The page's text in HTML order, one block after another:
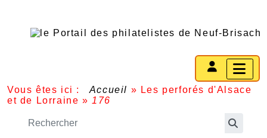
Vous êtes ici : Accueil » Les perforés d'Alsace
et de Lorraine » 176